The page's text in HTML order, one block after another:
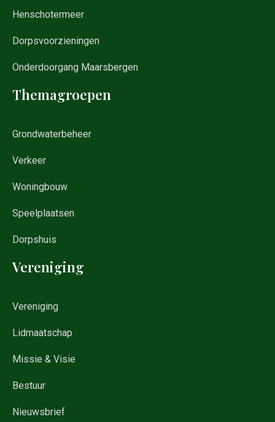
Henschotermeer
Dorpsvoorzieningen
Onderdoorgang Maarsbergen
Themagroepen
Grondwaterbeheer
Verkeer
Woningbouw
Speelplaatsen
Dorpshuis
Vereniging
Vereniging
Lidmaatschap
Missie & Visie
Bestuur
Nieuwsbrief